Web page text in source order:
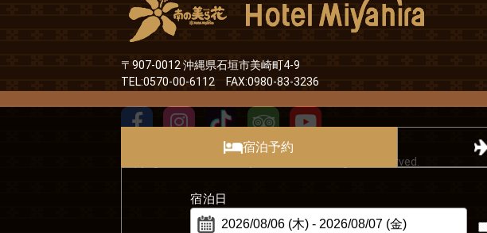
〒907-0012 沖縄県石垣市美崎町4-9
TEL:0570-00-6112 FAX:0980-83-3236
Copyright©2016 Hotel Miyahira co.,ltd. All Rights Reserved.
宿泊予約
宿泊日